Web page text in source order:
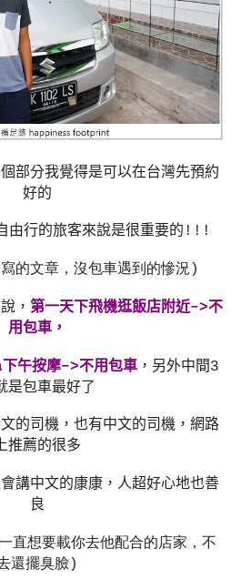
部分我覺得是可以在台灣先預約
好的
由行的旅客來說是很重要的 !!!
的文章，沒包車遇到的慘況 )
， 第一天下飛機逛飯店附近–>不
用包車，
下午按摩–>不用包車 ，另外中間3
是包車最好了
的司機，也有中文的司機，網路
推薦的很多
講中文的康康，人超好心地也善
良
直想要載你去他配合的店家，不
還擺臭臉)